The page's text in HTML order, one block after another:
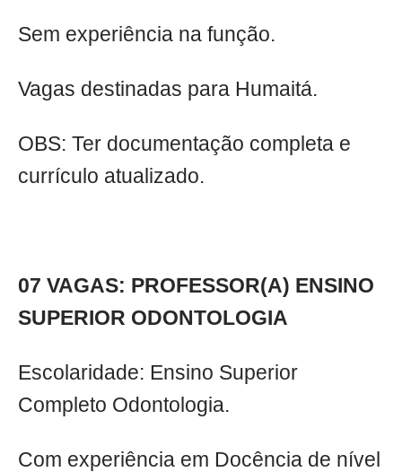
Sem experiência na função.
Vagas destinadas para Humaitá.
OBS: Ter documentação completa e
currículo atualizado.
07 VAGAS: PROFESSOR(A) ENSINO
SUPERIOR ODONTOLOGIA
Escolaridade: Ensino Superior
Completo Odontologia.
Com experiência em Docência de nível